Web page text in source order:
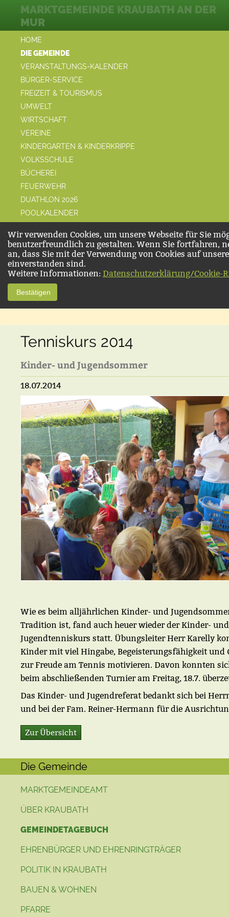
HOME
DIE GEMEINDE
VERANSTALTUNGS-KALENDER
BÜRGER-SERVICE
FREIZEIT & TOURISMUS
UMWELT
WIRTSCHAFT
VEREINE
KINDERGARTEN & KINDERKRIPPE
VOLKSSCHULE
BÜCHEREI
FEUERWEHR
DUATHLON 2026
POOLKALENDER
MARKTGEMEINDE KRAUBATH AN DER
MUR
Wir verwenden Cookies, um unsere Webseite für Sie
benutzerfreundlich zu gestalten. Wenn Sie fortfahren,
an, dass Sie mit der Verwendung von Cookies auf
einverstanden sind.
Weitere Informationen: Datenschutzerklärung/Cookie-
Bestätigen
Tenniskurs 2014
Kinder- und Jugendsommer
18.07.2014
Wie es beim alljährlichen Kinder- und
Tradition ist, fand auch heuer wieder der Kinder- und
Jugendtenniskurs statt. Übungsleiter Herr Karelly
Kinder mit viel Hingabe, Begeisterungsfähigkeit und
zur Freude am Tennis motivieren. Davon konnten
beim abschließenden Turnier am Freitag, 18.7.
Das Kinder- und Jugendreferat bedankt sich bei
und bei der Fam. Reiner-Hermann für die
Zur Übersicht
Die Gemeinde
MARKTGEMEINDEAMT
ÜBER KRAUBATH
GEMEINDETAGEBUCH
EHRENBÜRGER UND EHRENRINGTRÄGER
POLITIK IN KRAUBATH
BAUEN & WOHNEN
PFARRE